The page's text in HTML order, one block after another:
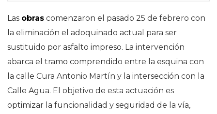
Las obras comenzaron el pasado 25 de febrero con
la eliminación el adoquinado actual para ser
sustituido por asfalto impreso. La intervención
abarca el tramo comprendido entre la esquina con
la calle Cura Antonio Martín y la intersección con la
Calle Agua. El objetivo de esta actuación es
optimizar la funcionalidad y seguridad de la vía,